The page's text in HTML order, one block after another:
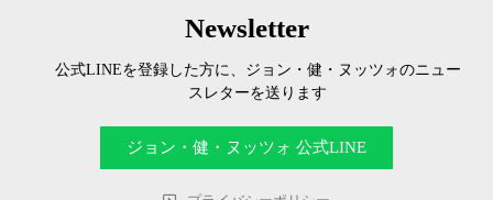
Newsletter
公式LINEを登録した方に、ジョン・健・ヌッツォのニュー
スレターを送ります
ジョン・健・ヌッツォ 公式LINE